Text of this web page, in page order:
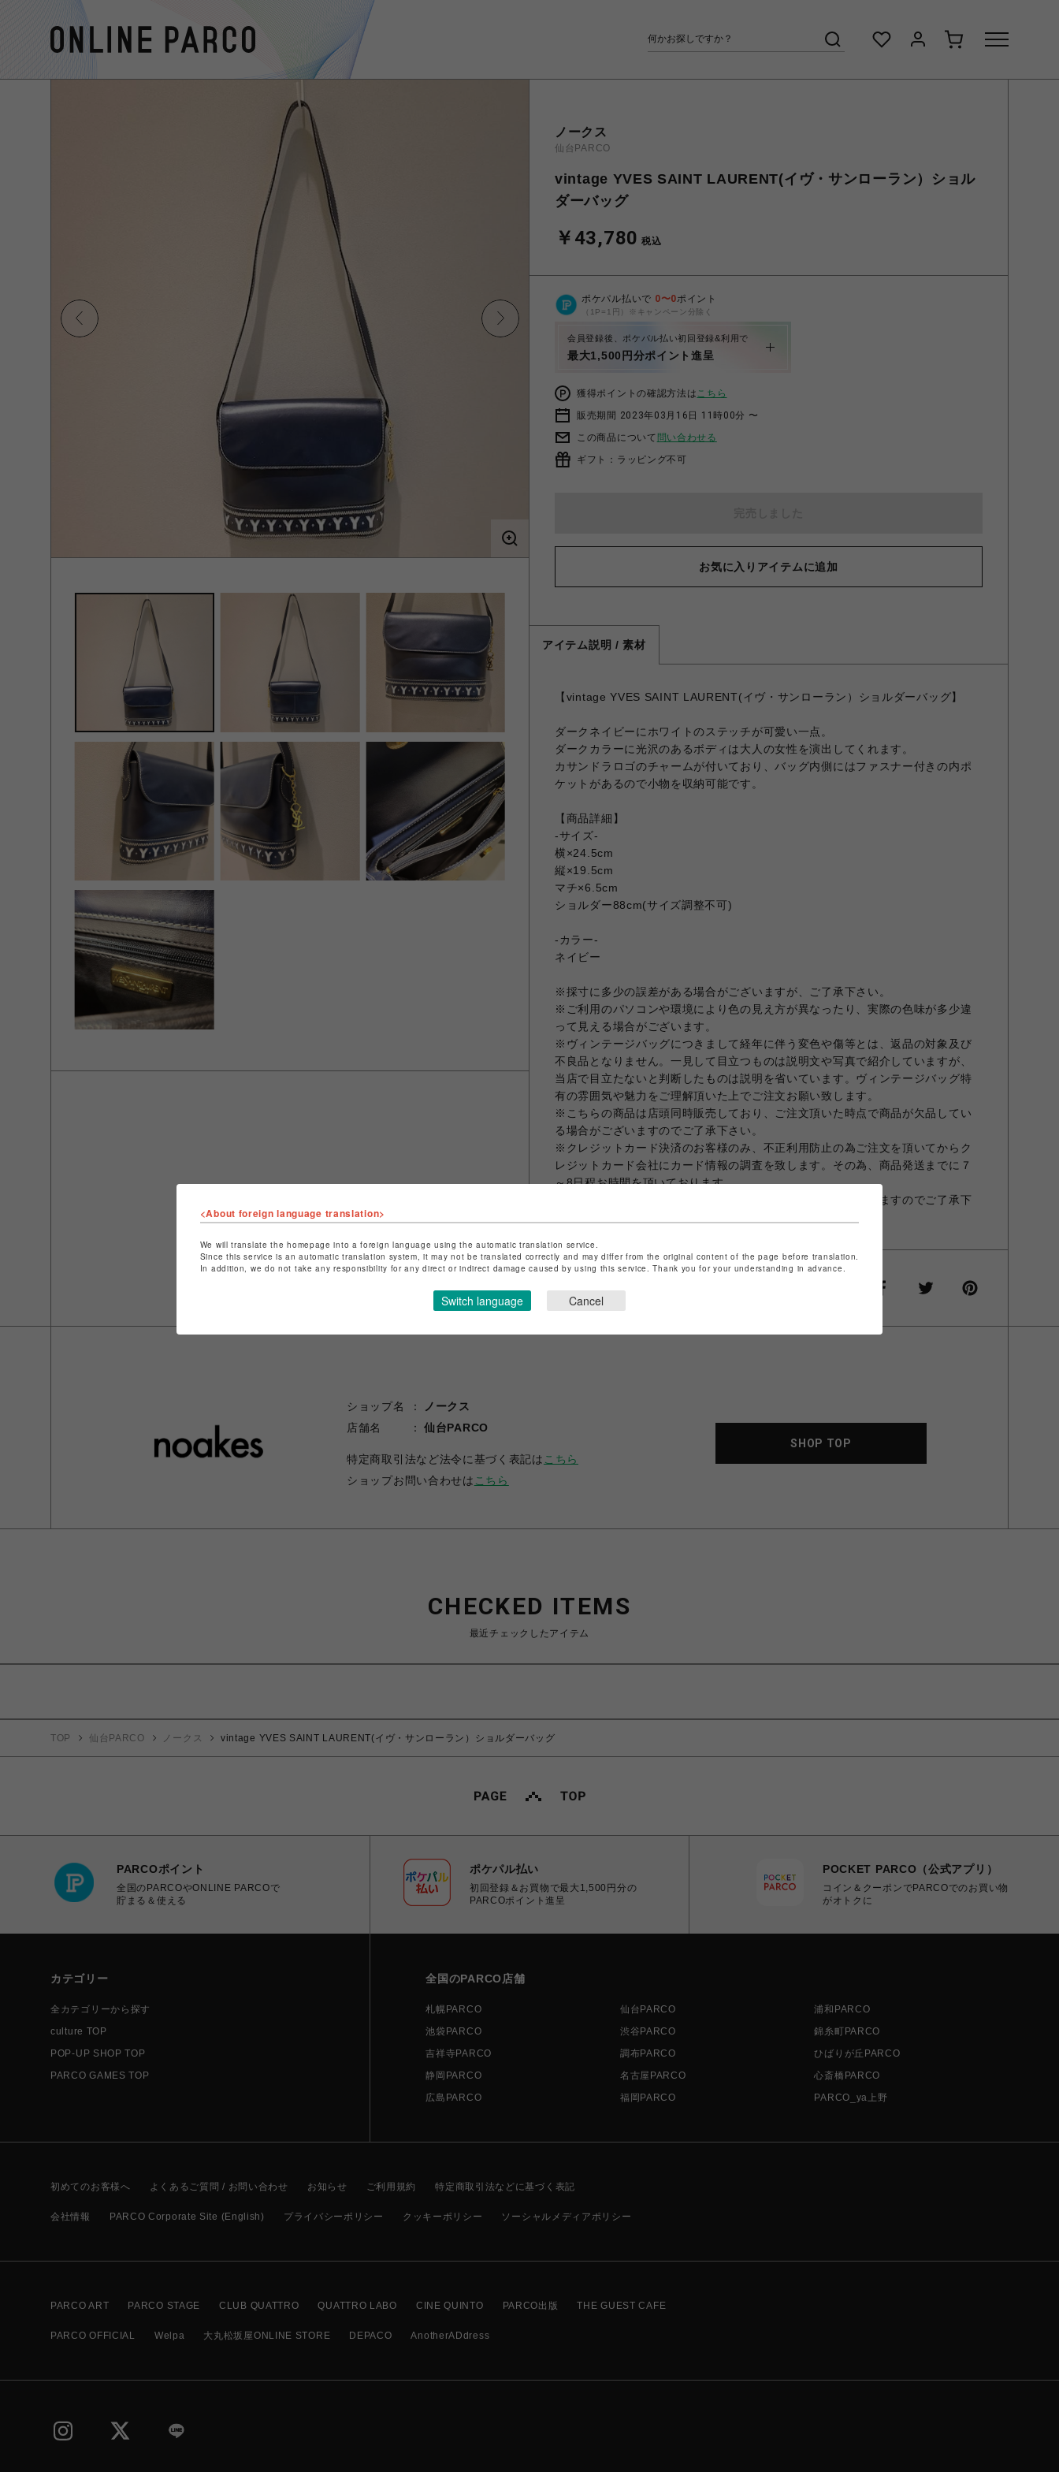
ノークス
仙台PARCO
vintage YVES SAINT LAURENT(イヴ・サンローラン）ショル
ダーバッグ
￥43,780 税込
ポケパル払いで 0〜0ポイント
（1P=1円）※キャンペーン分除く
会員登録後、ポケパル払い初回登録&利用で
最大1,500円分ポイント進呈
獲得ポイントの確認方法はこちら
販売期間 2023年03月16日 11時00分 〜
この商品について 問い合わせる
ギフト：ラッピング不可
お気に入りアイテムに追加
アイテム説明 / 素材
【vintage YVES SAINT LAURENT(イヴ・サンローラン）ショルダーバッグ】
ダークネイビーにホワイトのステッチが可愛い一点。
ダークカラーに光沢のあるボディは大人の女性を演出してくれます。
カサンドラロゴのチャームが付いており、バッグ内側にはファスナー付きの内ポ
ケットがあるので小物を収納可能です。
【商品詳細】
-サイズ-
横×24.5cm
縦×19.5cm
マチ×6.5cm
ショルダー88cm(サイズ調整不可)
-カラー-
ネイビー
※採寸に多少の誤差がある場合がございますが、ご了承下さい。
※ご利用のパソコンや環境により色の見え方が異なったり、実際の色味が多少違
って見える場合がございます。
※ヴィンテージバッグにつきまして経年に伴う変色や傷等とは、返品の対象及び
不良品となりません。一見して目立つものは説明文や写真で紹介していますが、
当店で目立たないと判断したものは説明を省いています。ヴィンテージバッグ特
有の雰囲気や魅力をご理解頂いた上でご注文お願い致します。
※こちらの商品は店頭同時販売しており、ご注文頂いた時点で商品が欠品してい
る場合がございますのでご了承下さい。
※クレジットカード決済のお客様のみ、不正利用防止の為ご注文を頂いてからク
レジットカード会社にカード情報の調査を致します。その為、商品発送までに７
～8日程お時間を頂いております。
商品発送の際に当店よりご本人確認のため、ご連絡させて頂きますのでご了承下
シェアする
ショップ名
ノークス
店舗名
仙台PARCO
特定商取引法など法令に基づく表記は こちら
ショップお問い合わせは こちら
SHOP TOP
CHECKED ITEMS
最近チェックしたアイテム
TOP 仙台PARCO ノークス vintage YVES SAINT LAURENT(イヴ・サンローラン）ショルダーバッグ
PARCOポイント
全国のPARCOやONLINE PARCOで
貯まる＆使える
ポケパル払い
初回登録＆お買物で最大1,500円分の
PARCOポイント進呈
POCKET PARCO（公式アプリ）
コイン＆クーポンでPARCOでのお買い物
がオトクに
カテゴリー
全カテゴリーから探す
culture TOP
POP-UP SHOP TOP
PARCO GAMES TOP
全国のPARCO店舗
札幌PARCO 仙台PARCO
浦和PARCO
池袋PARCO
渋谷PARCO
錦糸町PARCO
吉祥寺PARCO
調布PARCO
ひばりが丘PARCO
静岡PARCO
名古屋PARCO
心斎橋PARCO
広島PARCO
福岡PARCO PARCO_ya上野
初めてのお客様へ よくあるご質問 / お問い合わせ お知らせ ご利用規約 特定商取引法などに基づく表記
会社情報 PARCO Corporate Site (English) プライバシーポリシー クッキーポリシー ソーシャルメディアポリシー
PARCO ART PARCO STAGE CLUB QUATTRO QUATTRO LABO CINE QUINTO PARCO出版 THE GUEST CAFE
PARCO OFFICIAL Welpa 大丸松坂屋ONLINE STORE DEPACO AnotherADdress
<About foreign language translation>
We will translate the homepage into a foreign language using the automatic translation service.
Since this service is an automatic translation system, it may not be translated correctly and may differ from the original content of the page before translation.
In addition, we do not take any responsibility for any direct or indirect damage caused by using this service. Thank you for your understanding in advance.
Switch language Cancel